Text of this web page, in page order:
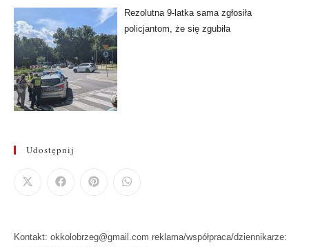
Rezolutna 9-latka sama zgłosiła
policjantom, że się zgubiła
Udostępnij
Kontakt: okkolobrzeg@gmail.com reklama/współpraca/dziennikarze: